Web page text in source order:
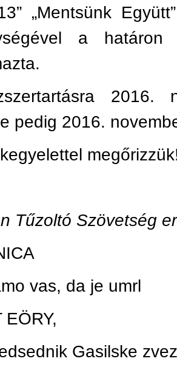
„Mentsünk
a határon
2016.
pedig 2016.
Tűzoltó Szövetség
vas, da je umrl
EÖRY,
Gasilske